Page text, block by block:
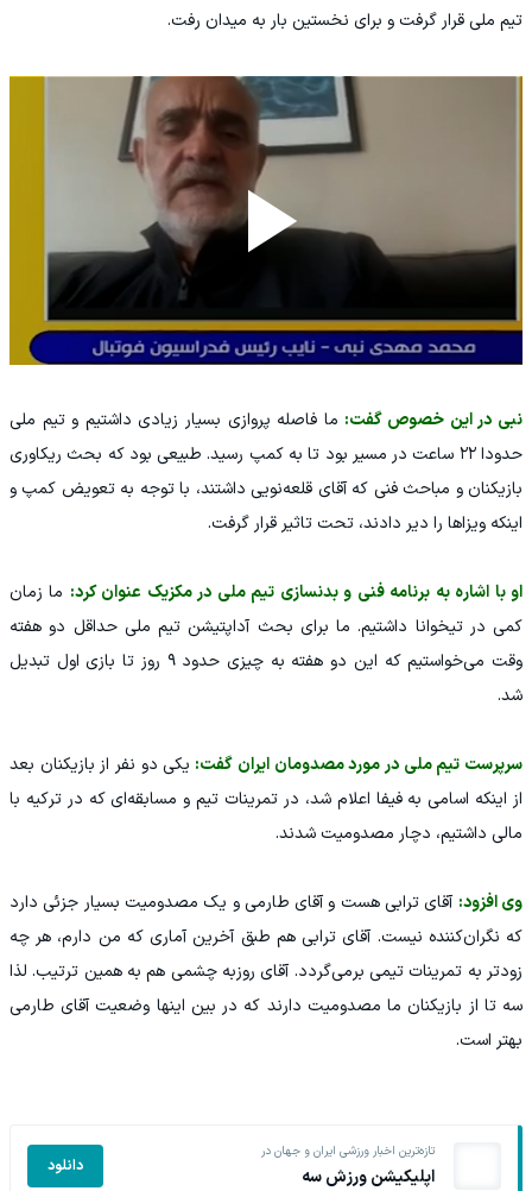
تیم ملی قرار گرفت و برای نخستین بار به میدان رفت.
نبی در این خصوص گفت: ما فاصله پروازی بسیار زیادی داشتیم و تیم ملی
حدودا ۲۲ ساعت در مسیر بود تا به کمپ رسید. طبیعی بود که بحث ریکاوری
بازیکنان و مباحث فنی که آقای قلعه‌نویی داشتند، با توجه به تعویض کمپ و
اینکه ویزاها را دیر دادند، تحت تاثیر قرار گرفت‌.
او با اشاره به برنامه فنی و بدنسازی تیم ملی در مکزیک عنوان کرد: ما زمان
کمی در تیخوانا داشتیم. ما برای بحث آداپتیشن تیم ملی حداقل دو هفته
وقت می‌خواستیم که این دو هفته به چیزی حدود ۹ روز تا بازی اول تبدیل
شد.
سرپرست تیم ملی در مورد مصدومان ایران گفت: یکی دو نفر از بازیکنان بعد
از اینکه اسامی به فیفا اعلام شد، در تمرینات تیم و مسابقه‌ای که در ترکیه با
مالی داشتیم، دچار مصدومیت شدند‌.
وی افزود: آقای ترابی هست و آقای طارمی و یک مصدومیت بسیار جزئی دارد
که نگران‌کننده نیست. آقای ترابی هم طبق آخرین آماری که من دارم، هر چه
زودتر به تمرینات تیمی برمی‌گردد. آقای روزبه چشمی هم به همین ترتیب. لذا
سه تا از بازیکنان ما مصدومیت دارند که در بین اینها وضعیت آقای طارمی
بهتر است.
تازه‌ترین اخبار ورزشی ایران و جهان در
اپلیکیشن ورزش سه دانلود